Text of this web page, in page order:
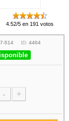
4.52/5 en 191 votos
514ID: 4404
- +